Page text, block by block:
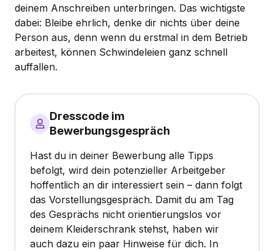
deinem Anschreiben unterbringen. Das wichtigste
dabei: Bleibe ehrlich, denke dir nichts über deine
Person aus, denn wenn du erstmal in dem Betrieb
arbeitest, können Schwindeleien ganz schnell
auffallen.
Dresscode im
Bewerbungsgespräch
Hast du in deiner Bewerbung alle Tipps
befolgt, wird dein potenzieller Arbeitgeber
hoffentlich an dir interessiert sein – dann folgt
das Vorstellungsgespräch. Damit du am Tag
des Gesprächs nicht orientierungslos vor
deinem Kleiderschrank stehst, haben wir
auch dazu ein paar Hinweise für dich. In